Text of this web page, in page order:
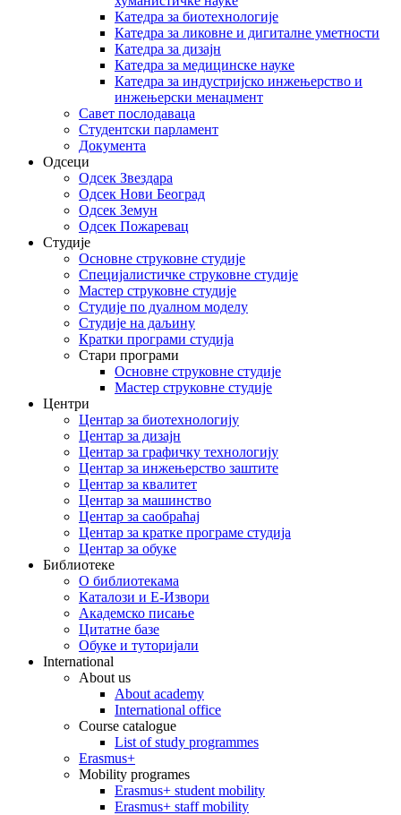
Катедра за биотехнологије
Катедра за ликовне и дигиталне уметности
Катедра за дизајн
Катедра за медицинске науке
Катедра за индустријско инжењерство и
инжењерски менаџмент
Савет послодаваца
Студентски парламент
Документа
Одсеци
Одсек Звездара
Одсек Нови Београд
Одсек Земун
Одсек Пожаревац
Студије
Основне струковне студије
Специјалистичке струковне студије
Мастер струковне студије
Студије по дуалном моделу
Студије на даљину
Кратки програми студија
Стари програми
Основне струковне студије
Мастер струковне студије
Центри
Центар за биотехнологију
Центар за дизајн
Центар за графичку технологију
Центар за инжењерство заштите
Центар за квалитет
Центар за машинство
Центар за саобраћај
Центар за кратке програме студија
Центар за обуке
Библиотеке
O библиотекама
Каталози и Е-Извори
Академско писање
Цитатне базе
Обуке и туторијали
International
About us
About academy
International office
Course catalogue
List of study programmes
Erasmus+
Mobility programes
Erasmus+ student mobility
Erasmus+ staff mobility